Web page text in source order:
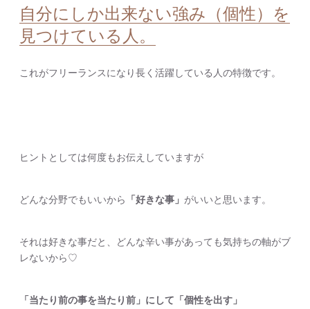
自分にしか出来ない強み（個性）を
見つけている人。
これがフリーランスになり長く活躍している人の特徴です。
ヒントとしては何度もお伝えしていますが
どんな分野でもいいから 「好きな事」 がいいと思います。
それは好きな事だと、どんな辛い事があっても気持ちの軸がブ
レないから♡
「当たり前の事を当たり前」にして「個性を出す」